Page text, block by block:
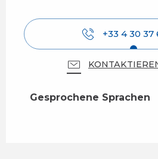
+33 4 30 37
Gesprochene Sprachen
Gesprochene Sprachen